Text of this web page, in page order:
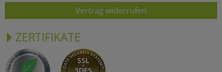
Vertrag widerrufen
ZERTIFIKATE